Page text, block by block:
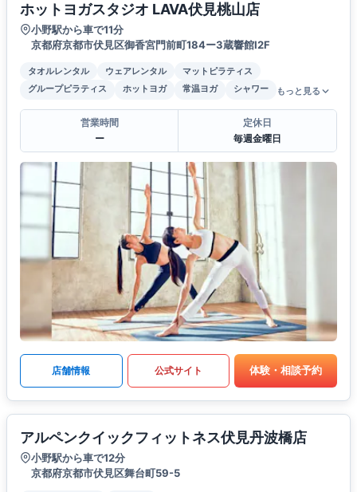
ホットヨガスタジオ LAVA伏見桃山店
小野駅から車で11分
京都府京都市伏見区御香宮門前町184ー3蔵響館I2F
タオルレンタル ウェアレンタル
マットピラティス
グループピラティス
ホットヨガ 常温ヨガ シャワー もっと見る
営業時間
ー
定休日
毎週金曜日
店舗情報 公式サイト 体験・相談予約
アルペンクイックフィットネス伏見丹波橋店
小野駅から車で12分
京都府京都市伏見区舞台町59-5